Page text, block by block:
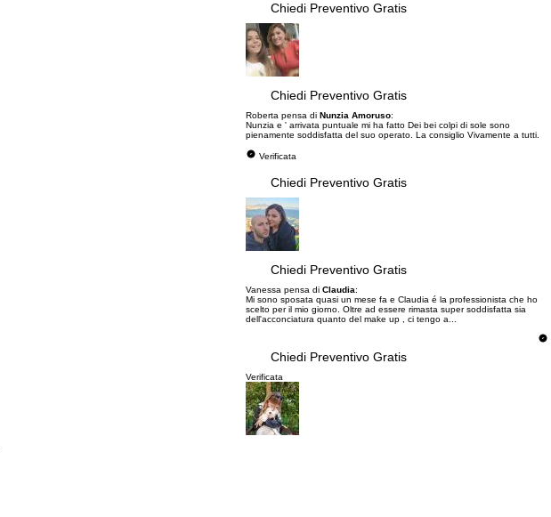
Chiedi Preventivo Gratis
Chiedi Preventivo Gratis
Chiedi Preventivo Gratis
Chiedi Preventivo Gratis
Chiedi Preventivo Gratis
Roberta pensa di Nunzia Amoruso:
Nunzia e ' arrivata puntuale mi ha fatto Dei bei colpi di sole sono
pienamente soddisfatta del suo operato. La consiglio Vivamente a tutti.
Verificata
Vanessa pensa di Claudia:
Mi sono sposata quasi un mese fa e Claudia é la professionista che ho
scelto per il mio giorno. Oltre ad essere rimasta super soddisfatta sia
dell'acconciatura quanto del make up , ci tengo a...
Verificata